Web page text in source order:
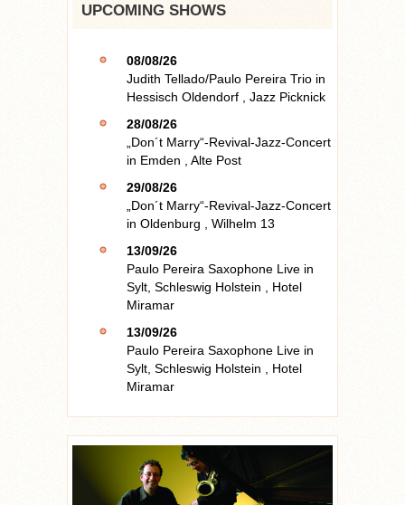
UPCOMING SHOWS
08/08/26
Judith Tellado/Paulo Pereira Trio in
Hessisch Oldendorf
Jazz Picknick
28/08/26
„Don´t Marry“-Revival-Jazz-Concert
in Emden
Alte Post
29/08/26
„Don´t Marry“-Revival-Jazz-Concert
in Oldenburg
Wilhelm 13
13/09/26
Paulo Pereira Saxophone Live in
Sylt, Schleswig Holstein
Hotel
Miramar
13/09/26
Paulo Pereira Saxophone Live in
Sylt, Schleswig Holstein
Hotel
Miramar